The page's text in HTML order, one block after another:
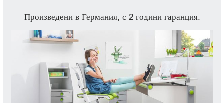
Произведени в Германия, с 2 години гаранция.